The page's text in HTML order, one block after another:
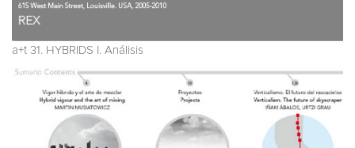
a+t 31. HYBRIDS I. Análisis